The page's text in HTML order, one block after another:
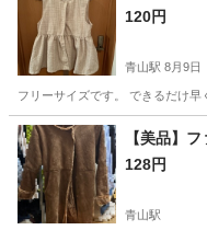
120円
青山駅 8月9日
フリーサイズです。 できるだけ
新潟 新潟市 青山駅
【美品】
128円
青山駅